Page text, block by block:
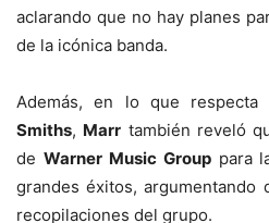
aclarando que no hay planes
de la icónica banda.
Además, en lo que
Smiths, Marr también reveló
de Warner Music Grouppara
grandes éxitos, argumentando
recopilaciones del grupo.